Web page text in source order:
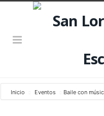
Inicio Eventos Baile con